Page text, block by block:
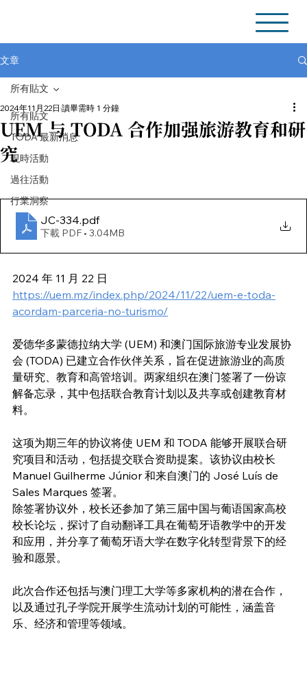
文章
所有貼文
TODA 最新消息
現時活動
過往活動
行業洞察
所有貼文
UEM 与 TODA 合作加强旅游教育和研
究
2024年11月22日 讀畢需時 1 分鐘
JC-334.pdf
下載 PDF • 3.04MB
2024 年 11 月 22 日
https://uem.mz/index.php/2024/11/22/uem-e-toda-
acordam-parceria-no-turismo/
爱德华多蒙德拉纳大学 (UEM) 和澳门国际旅游专业发展协
会 (TODA) 已建立合作伙伴关系，旨在促进旅游业的高质
量研究、教育和高管培训。两家组织在澳门签署了一份谅
解备忘录，其中包括联合教育计划以及共享或创建教育材
料。
这项为期三年的协议将使 UEM 和 TODA 能够开展联合研
究项目和活动，包括提交联合资助提案。该协议由校长
Manuel Guilherme Júnior 和来自澳门的 José Luís de
Sales Marques 签署。
除签署协议外，校长还参加了第三届中国与葡语国家高校
校长论坛，探讨了自动翻译工具在葡萄牙语教学中的开发
和应用，并分享了葡萄牙语大学在数字化转型背景下的经
验和愿景。
此次合作还包括与澳门理工大学等多家机构的潜在合作，
以及通过孔子学院开展学生流动计划的可能性，涵盖音
乐、经济和管理等领域。